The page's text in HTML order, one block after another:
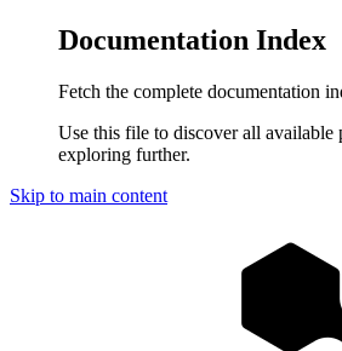
Documentation Index
Fetch the complete documentation
Use this file to discover all available
exploring further.
Skip to main content